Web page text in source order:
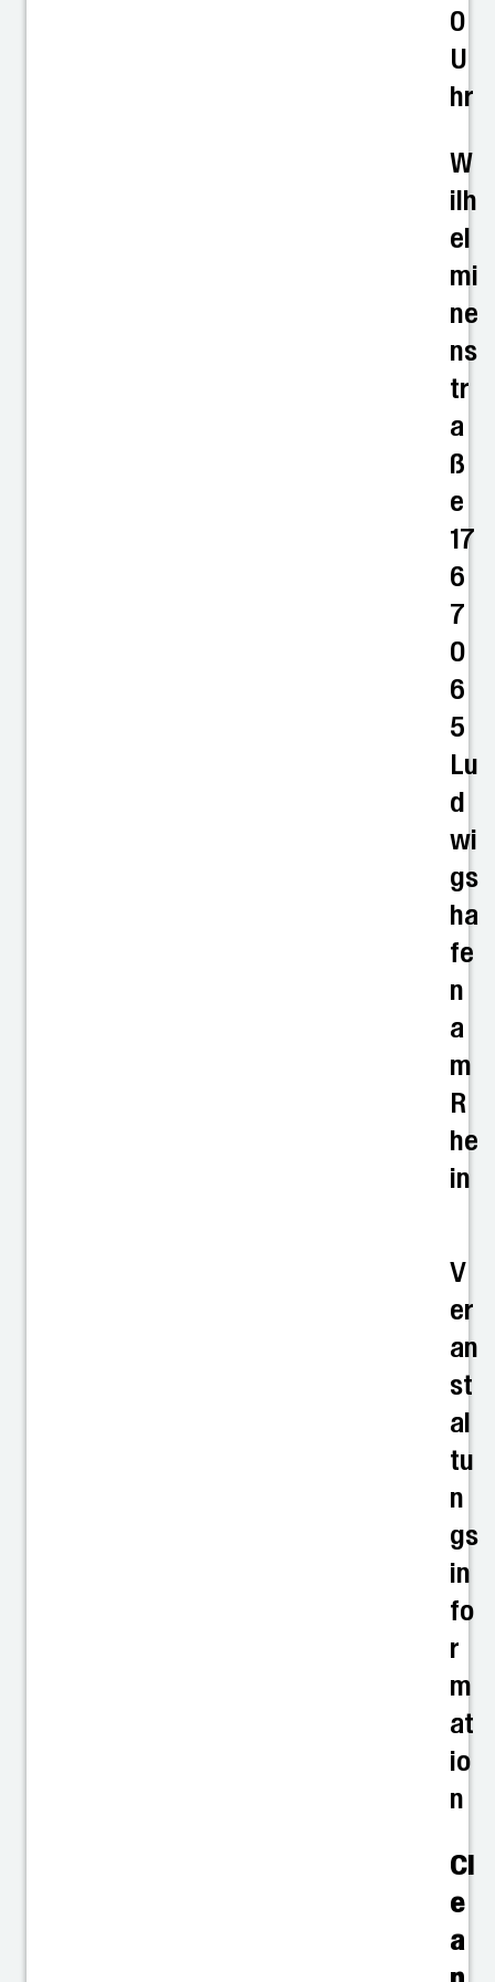
0
U
hr
W
ilh
el
mi
ne
ns
tr
a
ß
e
17
6
7
0
6
5
Lu
d
wi
gs
ha
fe
n
a
m
R
he
in
V
er
an
st
al
tu
n
gs
in
fo
r
m
at
io
n
Cl
e
a